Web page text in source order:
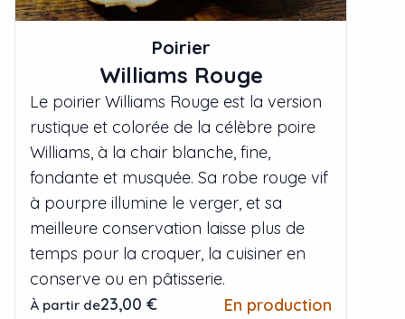
Poirier
Williams Rouge
Le poirier Williams Rouge est la version
rustique et colorée de la célèbre poire
Williams, à la chair blanche, fine,
fondante et musquée. Sa robe rouge vif
à pourpre illumine le verger, et sa
meilleure conservation laisse plus de
temps pour la croquer, la cuisiner en
conserve ou en pâtisserie.
À partir de23,00 € En production